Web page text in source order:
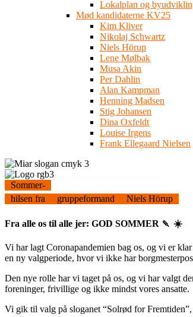
Lokalplan og
Mød kandidaterne KV25
Kim Kliver
Nikolaj Schwartz
Niels Hörup
Lene Mølbak
Musa Akin
Per Dahlin
Alan Kampman
Henning Madsen
Stig Johansen
Dina Oxfeldt
Louise Irgens
Frank Ellegaard Nielsen
Sommer-
hilsen fra
gruppeformand Niels Hörup
Fra alle os til alle jer: GOD SOMMER 🍡 ☀️
Vi har lagt Coronapandemien bag os, og vi er
en ny valgperiode, hvor vi ikke har
Den nye rolle har vi taget på os, og vi har valgt
foreninger, frivillige og ikke mindst vores ansatte.
Vi gik til valg på sloganet “Solrød for